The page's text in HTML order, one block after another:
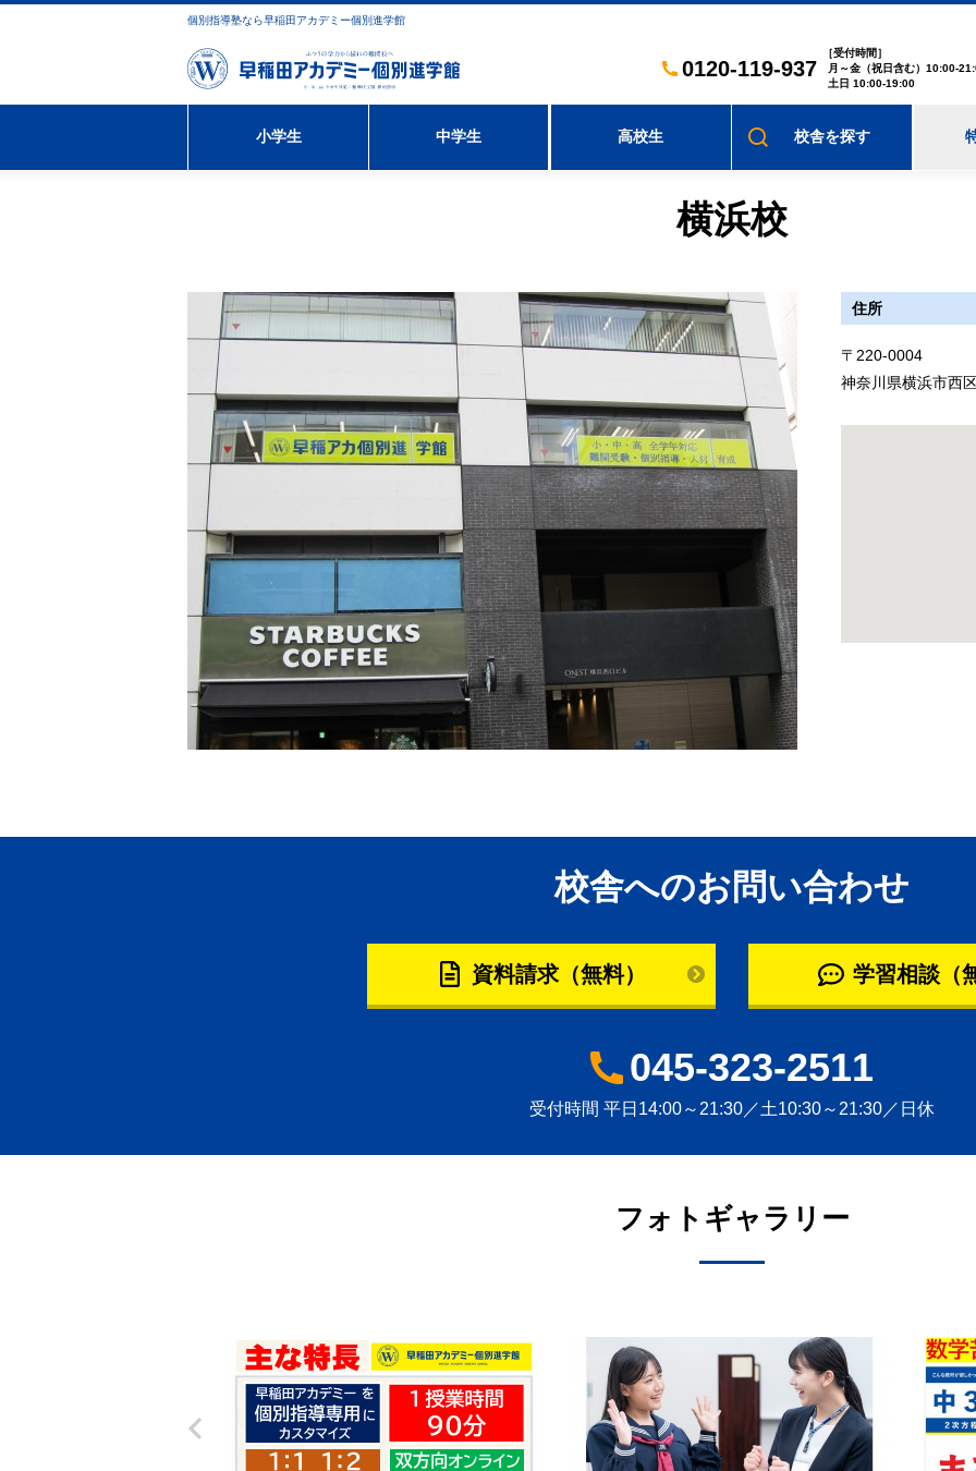
個別指導塾なら早稲田アカデミー個別進学館
0120-119-937
［受付時間］
月～金（祝日含む）10:00-
土日 10:00-19:00
小学生 中学生 高校生 校舎を探す
横浜校
住所
〒220-0004
神奈川県横浜市西
校舎へのお問い合わせ
045-323-2511
受付時間 平日14:00～21:30／土10:30～21:30／日休
資料請求（無料） 学習相談（
フォトギャラリー